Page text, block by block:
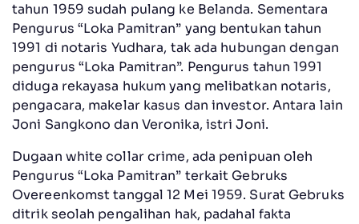
tahun 1959 sudah pulang ke Belanda. Sementara
Pengurus “Loka Pamitran” yang bentukan tahun
1991 di notaris Yudhara, tak ada hubungan dengan
pengurus “Loka Pamitran”. Pengurus tahun 1991
diduga rekayasa hukum yang melibatkan notaris,
pengacara, makelar kasus dan investor. Antara lain
Joni Sangkono dan Veronika, istri Joni.
Dugaan white collar crime, ada penipuan oleh
Pengurus “Loka Pamitran” terkait Gebruks
Overeenkomst tanggal 12 Mei 1959. Surat Gebruks
ditrik seolah pengalihan hak, padahal fakta